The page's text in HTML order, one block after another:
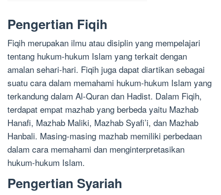
Pengertian Fiqih
Fiqih merupakan ilmu atau disiplin yang mempelajari
tentang hukum-hukum Islam yang terkait dengan
amalan sehari-hari. Fiqih juga dapat diartikan sebagai
suatu cara dalam memahami hukum-hukum Islam yang
terkandung dalam Al-Quran dan Hadist. Dalam Fiqih,
terdapat empat mazhab yang berbeda yaitu Mazhab
Hanafi, Mazhab Maliki, Mazhab Syafi’i, dan Mazhab
Hanbali. Masing-masing mazhab memiliki perbedaan
dalam cara memahami dan menginterpretasikan
hukum-hukum Islam.
Pengertian Syariah